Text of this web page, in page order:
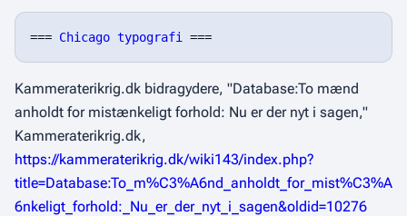
=== Chicago typografi
Kammeraterikrig.dk bidragydere, "Database:To mænd
anholdt for mistænkeligt forhold: Nu er der nyt i sagen,"
Kammeraterikrig.dk,
https://kammeraterikrig.dk/wiki143/index.php?
title=Database:To_m%C3%A6nd_anholdt_for_mist%C3%A
6nkeligt_forhold:_Nu_er_der_nyt_i_sagen&oldid=10276